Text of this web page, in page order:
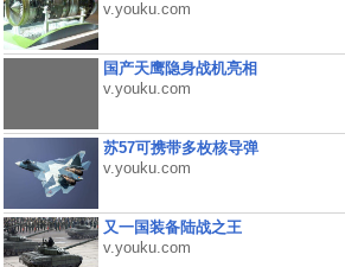
v.youku.com
国产天鹰隐身战机亮相
v.youku.com
苏57可携带多枚核导弹
v.youku.com
又一国装备陆战之王
v.youku.com